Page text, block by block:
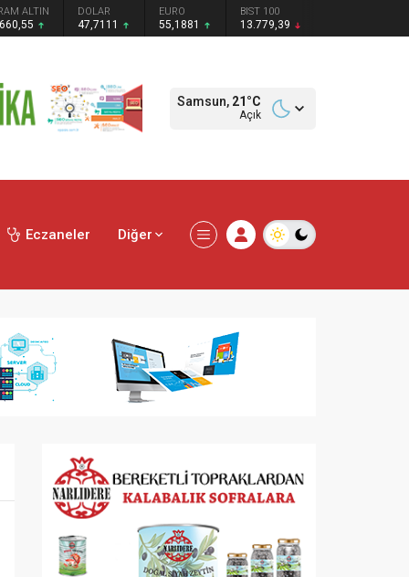
ALTIN DOLAR
47,7111
EURO
55,1881
BIST 100
13.779,39
Samsun, 21 °C
Açık
Eczaneler Diğer